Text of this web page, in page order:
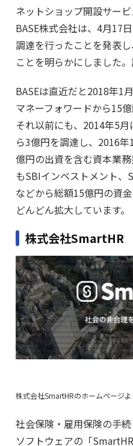
ネットショップ開設サー
BASE株式会社は、4月17
調達を行ったことを発表
ことを明らかにしました。
BASEは直近だと2018年1
マネーフォワードから15億
それ以前にも、2014年5
ら3億円を調達し、2016
億円の出資を含む資本業
もSBIインベストメント、
などから総額15億円の資
どんどん拡大しています。
株式会社SmartHR
株式会社SmartHRのホームページ
社会保険・雇用保険の手
ソフトウェアの「